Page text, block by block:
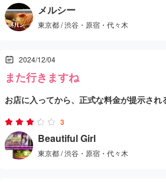
比較的安いので、熟女好みにはオススメで
メルシー
東京都 / 渋谷・原宿・代々木
2024/12/04
また行きますね
お店に入ってから、正式な料金が提示され
り、事前に具体的な金額がわからない点が
した。
3
Beautiful Girl
東京都 / 渋谷・原宿・代々木